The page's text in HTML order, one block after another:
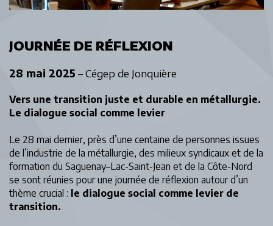
JOURNÉE DE RÉFLEXION
28 mai 2025 – Cégep de Jonquière
Vers une transition juste et durable en métallurgie.
Le dialogue social comme levier
Le 28 mai dernier, près d’une centaine de personnes issues
de l’industrie de la métallurgie, des milieux syndicaux et de la
formation du Saguenay–Lac-Saint-Jean et de la Côte-Nord
se sont réunies pour une journée de réflexion autour d’un
thème crucial : le dialogue social comme levier de
transition.